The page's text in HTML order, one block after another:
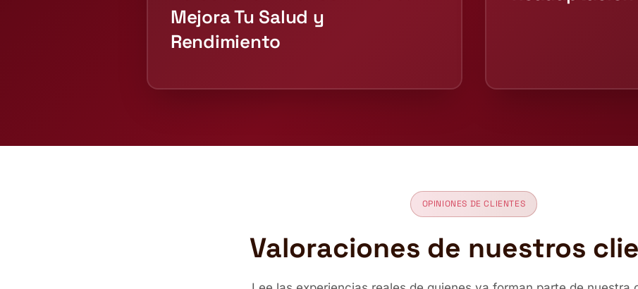
Mejora Tu Salud y
Rendimiento
OPINIONES DE CLIENTES
Valoraciones de nuestros